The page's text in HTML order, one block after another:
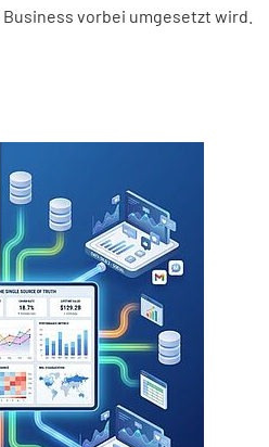
vorbei umgesetzt wird.